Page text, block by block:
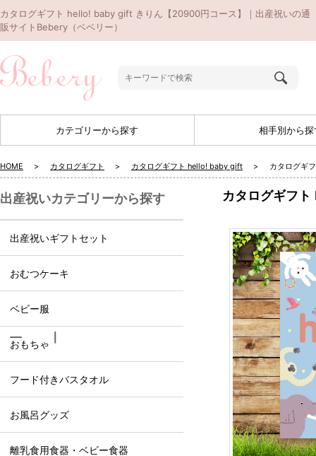
カタログギフト hello! baby gift きりん【20900円コース】｜出産祝いの通
販サイトBebery（ベベリー）
カテゴリーから探す 相手別から探
HOME カタログギフト カタログギフト hello! baby gift カタログギ
カタログギフ
出産祝いカテゴリーから探す
出産祝いギフトセット
おむつケーキ
ベビー服
おもちゃ
フード付きバスタオル
お風呂グッズ
離乳食用食器・ベビー食器